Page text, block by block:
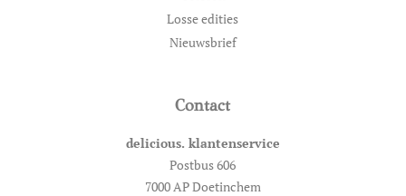
Losse edities
Nieuwsbrief
Contact
delicious. klantenservice
Postbus 606
7000 AP Doetinchem